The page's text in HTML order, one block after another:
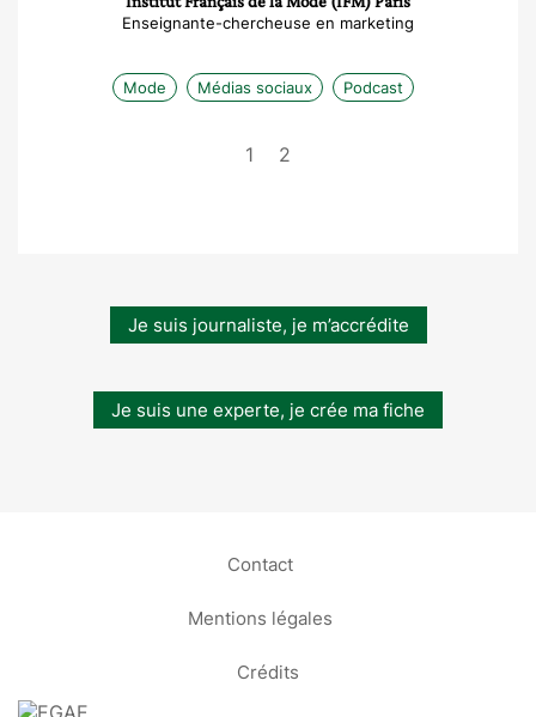
Enseignante-chercheuse en marketing
Mode Médias sociaux Podcast
1 2
Je suis journaliste, je m’accrédite
Je suis une experte, je crée ma fiche
Contact
Mentions légales
Crédits